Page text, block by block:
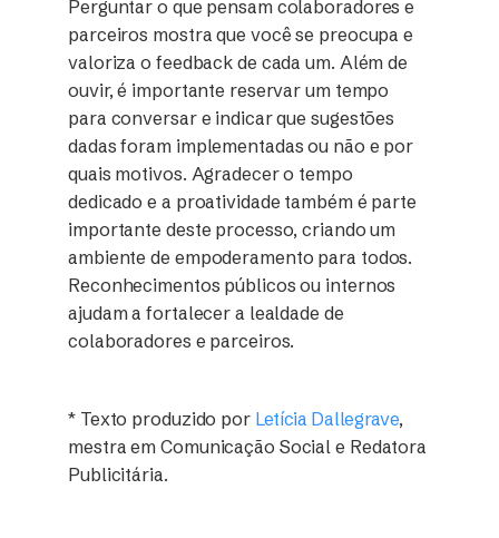
Perguntar o que pensam colaboradores e
parceiros mostra que você se preocupa e
valoriza o feedback de cada um. Além de
ouvir, é importante reservar um tempo
para conversar e indicar que sugestões
dadas foram implementadas ou não e por
quais motivos. Agradecer o tempo
dedicado e a proatividade também é parte
importante deste processo, criando um
ambiente de empoderamento para todos.
Reconhecimentos públicos ou internos
ajudam a fortalecer a lealdade de
colaboradores e parceiros.
* Texto produzido por Letícia Dallegrave,
mestra em Comunicação Social e Redatora
Publicitária.